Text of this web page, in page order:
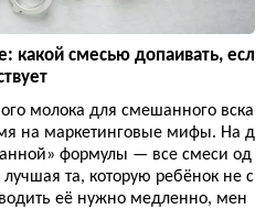
какой смесью допаивать, есл
молока для смешанного вска
на маркетинговые мифы. На д
формулы — все смеси од
лучшая та, которую ребёнок не с
её нужно медленно, мен